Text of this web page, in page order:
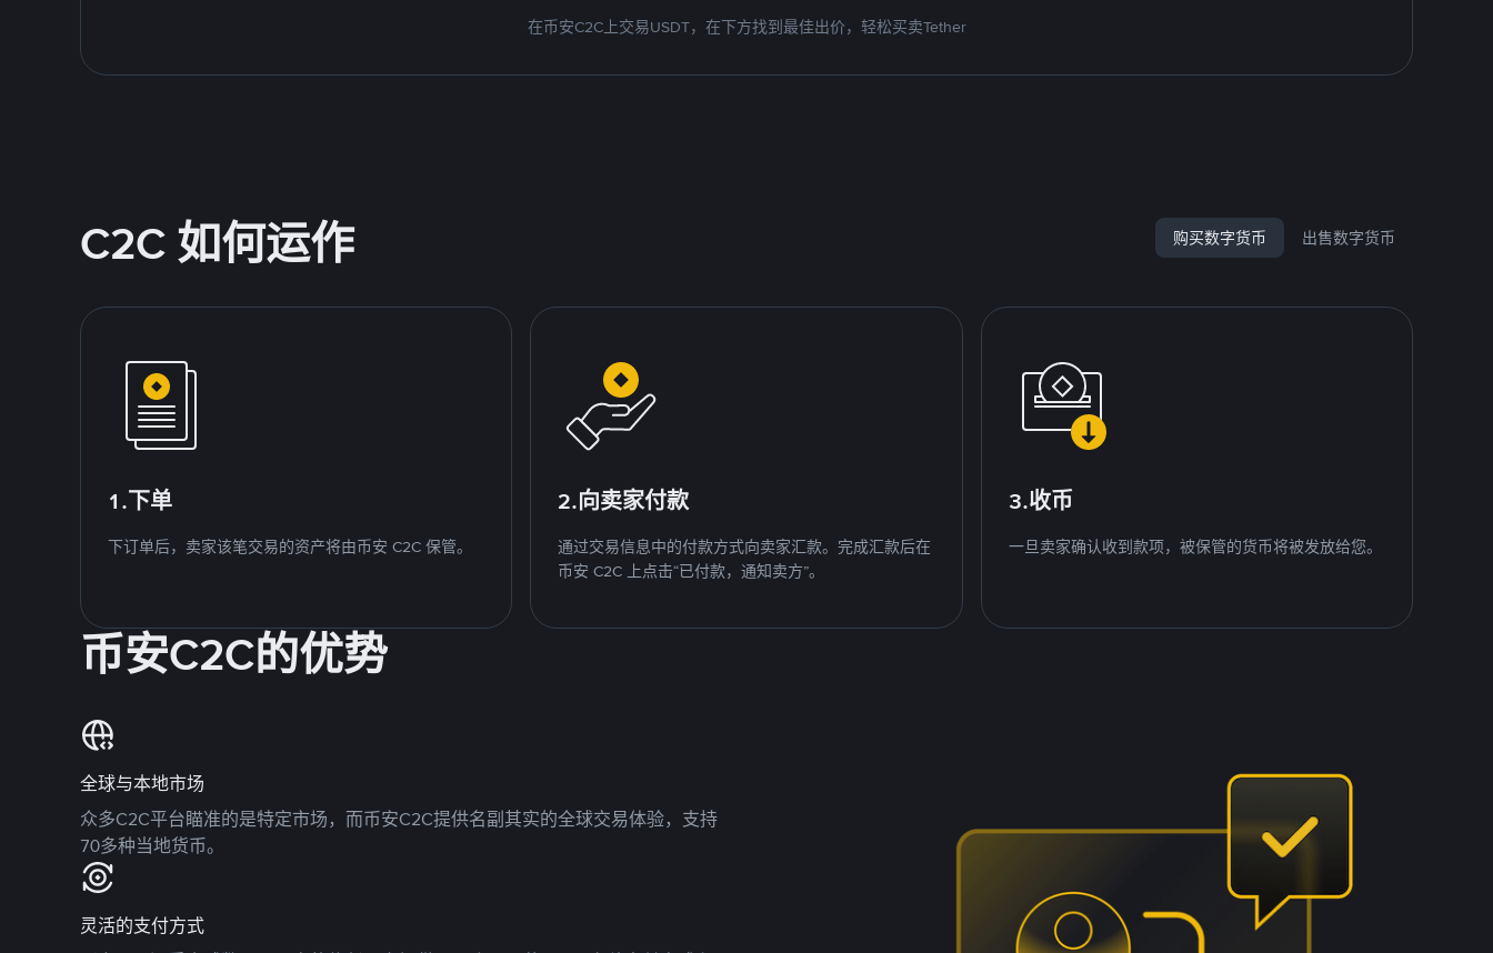
在币安C2C上交易USDT，在下方找到最佳出价，轻松买卖Tether
C2C 如何运作 购买数字货币 出售数字货币
1.下单
下订单后，卖家该笔交易的资产将由币安 C2C 保管。
2.向卖家付款
通过交易信息中的付款方式向卖家汇款。完成汇款后在
币安 C2C 上点击“已付款，通知卖方”。
3.收币
一旦卖家确认收到款项，被保管的货币将被发放给您。
币安C2C的优势
全球与本地市场
众多C2C平台瞄准的是特定市场，而币安C2C提供名副其实的全球交易体验，支持
70多种当地货币。
灵活的支付方式